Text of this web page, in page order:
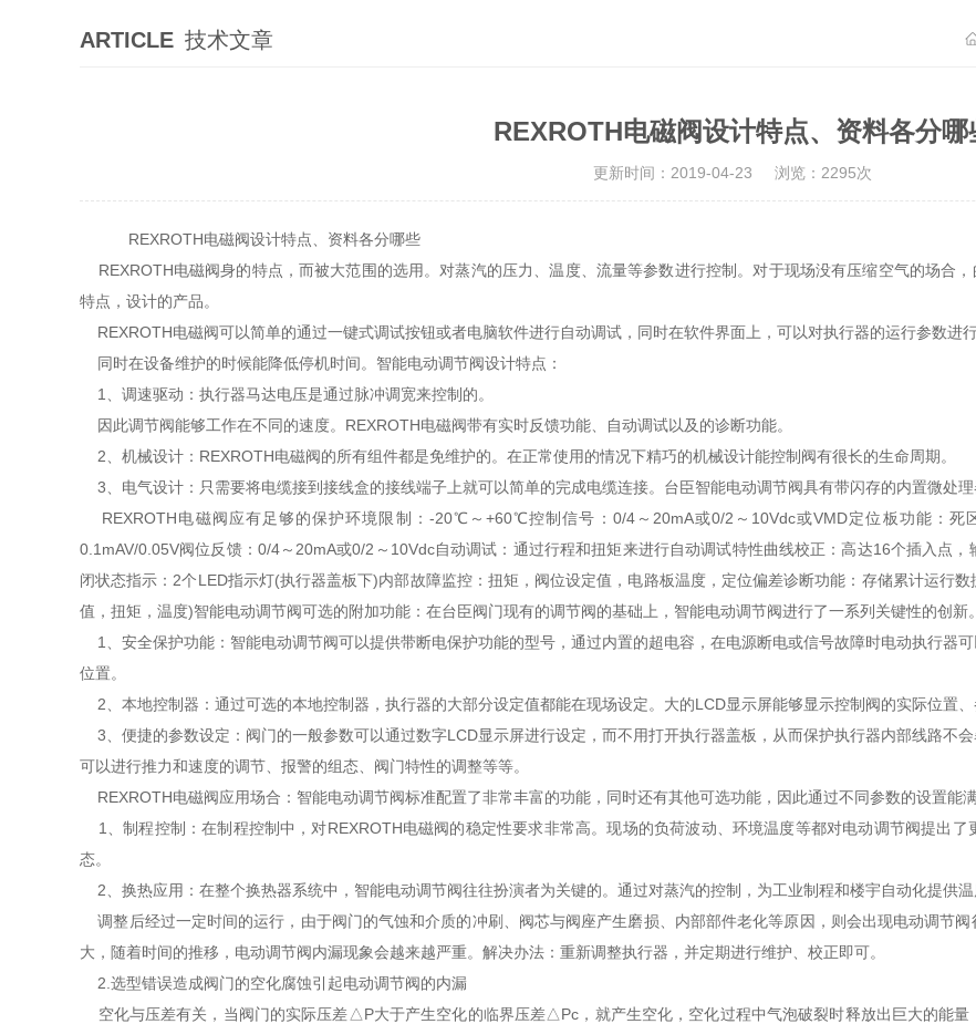
ARTICLE 技术文章
REXROTH电磁阀设计特点、资料各分哪
更新时间：2019-04-23 浏览：2295次
REXROTH电磁阀设计特点、资料各分哪些
REXROTH电磁阀身的特点，而被大范围的选用。对蒸汽的压力、温度、流量等参数进行控制。对于现场没有压缩空气的场合
特点，设计的产品。
REXROTH电磁阀可以简单的通过一键式调试按钮或者电脑软件进行自动调试，同时在软件界面上，可以对执行器的运行参数进
同时在设备维护的时候能降低停机时间。智能电动调节阀设计特点：
1、调速驱动：执行器马达电压是通过脉冲调宽来控制的。
因此调节阀能够工作在不同的速度。REXROTH电磁阀带有实时反馈功能、自动调试以及的诊断功能。
2、机械设计：REXROTH电磁阀的所有组件都是免维护的。在正常使用的情况下精巧的机械设计能控制阀有很长的生命周期。
3、电气设计：只需要将电缆接到接线盒的接线端子上就可以简单的完成电缆连接。台臣智能电动调节阀具有带闪存的内置微处理
REXROTH电磁阀应有足够的保护环境限制：-20℃～+60℃控制信号：0/4～20mA或0/2～10Vdc或VMD定位板功能：死
0.1mAV/0.05V阀位反馈：0/4～20mA或0/2～10Vdc自动调试：通过行程和扭矩来进行自动调试特性曲线校正：高达16个插入点
闭状态指示：2个LED指示灯(执行器盖板下)内部故障监控：扭矩，阀位设定值，电路板温度，定位偏差诊断功能：存储累计运行
值，扭矩，温度)智能电动调节阀可选的附加功能：在台臣阀门现有的调节阀的基础上，智能电动调节阀进行了一系列关键性的创新。
1、安全保护功能：智能电动调节阀可以提供带断电保护功能的型号，通过内置的超电容，在电源断电或信号故障时电动执行器
位置。
2、本地控制器：通过可选的本地控制器，执行器的大部分设定值都能在现场设定。大的LCD显示屏能够显示控制阀的实际位置、
3、便捷的参数设定：阀门的一般参数可以通过数字LCD显示屏进行设定，而不用打开执行器盖板，从而保护执行器内部线路不
可以进行推力和速度的调节、报警的组态、阀门特性的调整等等。
REXROTH电磁阀应用场合：智能电动调节阀标准配置了非常丰富的功能，同时还有其他可选功能，因此通过不同参数的设置能满
1、制程控制：在制程控制中，对REXROTH电磁阀的稳定性要求非常高。现场的负荷波动、环境温度等都对电动调节阀提出
态。
2、换热应用：在整个换热器系统中，智能电动调节阀往往扮演者为关键的。通过对蒸汽的控制，为工业制程和楼宇自动化提供温
调整后经过一定时间的运行，由于阀门的气蚀和介质的冲刷、阀芯与阀座产生磨损、内部部件老化等原因，则会出现电动调节
大，随着时间的推移，电动调节阀内漏现象会越来越严重。解决办法：重新调整执行器，并定期进行维护、校正即可。
2.选型错误造成阀门的空化腐蚀引起电动调节阀的内漏
空化与压差有关，当阀门的实际压差△P大于产生空化的临界压差△Pc，就产生空化，空化过程中气泡破裂时释放出巨大的能量